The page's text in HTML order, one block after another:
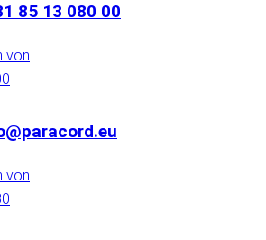
85 13 080 00
von
von